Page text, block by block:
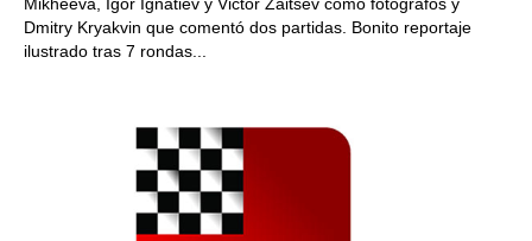
Dmitry Kryakvin que comentó dos partidas. Bonito reportaje
ilustrado tras 7 rondas...